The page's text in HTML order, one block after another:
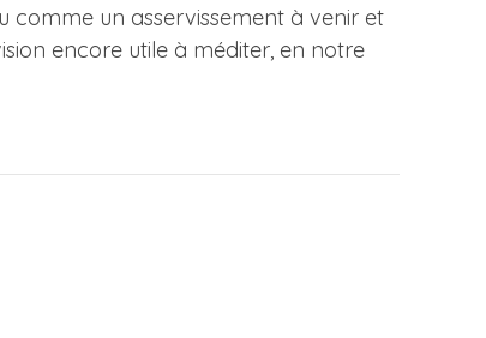
comme un asservissement à venir et
encore utile à méditer, en notre